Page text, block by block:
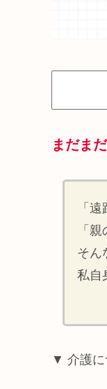
まだま
「
「
そん
私自
▼ 介護に